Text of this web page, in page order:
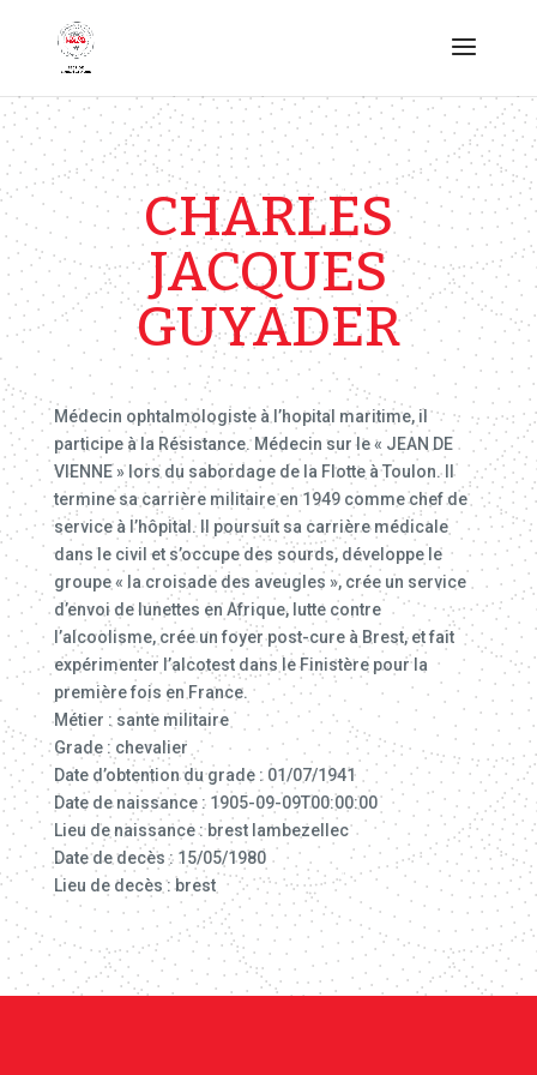
CHARLES
JACQUES
GUYADER
Médecin ophtalmologiste à l’hopital maritime, il
participe à la Résistance. Médecin sur le « JEAN DE
VIENNE » lors du sabordage de la Flotte à Toulon. Il
termine sa carrière militaire en 1949 comme chef de
service à l’hôpital. Il poursuit sa carrière médicale
dans le civil et s’occupe des sourds, développe le
groupe « la croisade des aveugles », crée un service
d’envoi de lunettes en Afrique, lutte contre
l’alcoolisme, crée un foyer post-cure à Brest, et fait
expérimenter l’alcotest dans le Finistère pour la
première fois en France.
Métier : sante militaire
Grade : chevalier
Date d’obtention du grade : 01/07/1941
Date de naissance : 1905-09-09T00:00:00
Lieu de naissance : brest lambezellec
Date de decès : 15/05/1980
Lieu de decès : brest